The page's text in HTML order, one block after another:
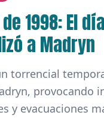
1998: El
a Madryn
torrencial
provocando
y evacuaciones